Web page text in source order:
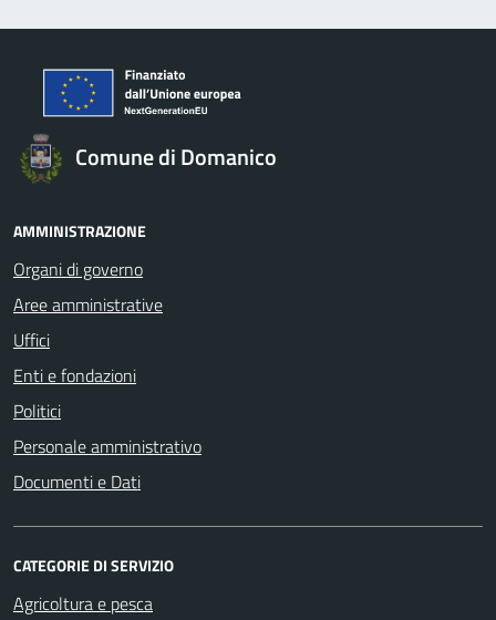
Comune di Domanico
AMMINISTRAZIONE
Organi di governo
Aree amministrative
Uffici
Enti e fondazioni
Politici
Personale amministrativo
Documenti e Dati
CATEGORIE DI SERVIZIO
Agricoltura e pesca